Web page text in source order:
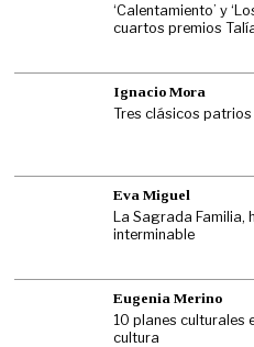
‘Calentamiento’ y
cuartos premios
Ignacio Mora
Tres clásicos
Eva Miguel
La Sagrada Familia,
interminable
Eugenia Merino
10 planes culturales
cultura